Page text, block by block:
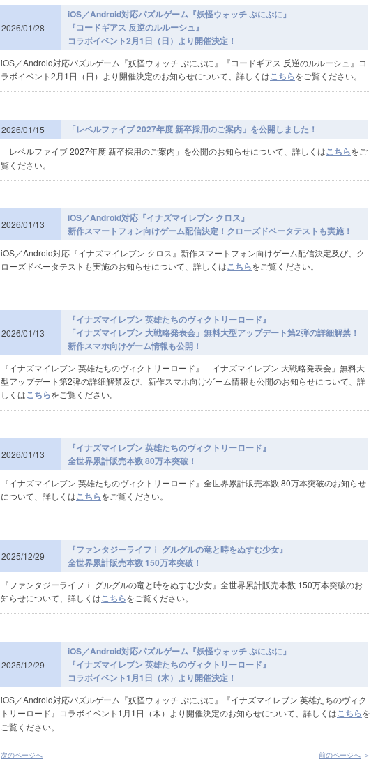
2026/01/28
iOS／Android対応パズルゲーム『妖怪ウォッチ ぷにぷに』
『コードギアス 反逆のルルーシュ』
コラボイベント2月1日（日）より開催決定！
iOS／Android対応パズルゲーム『妖怪ウォッチ ぷにぷに』『コードギアス 反逆のルルーシュ』コ
ラボイベント2月1日（日）より開催決定のお知らせについて、詳しくはこちらをご覧ください。
2026/01/15 「レベルファイブ 2027年度 新卒採用のご案内」を公開しました！
「レベルファイブ 2027年度 新卒採用のご案内」を公開のお知らせについて、詳しくはこちらをご
覧ください。
2026/01/13
iOS／Android対応『イナズマイレブン クロス』
新作スマートフォン向けゲーム配信決定！ クローズドベータテストも実施！
iOS／Android対応『イナズマイレブン クロス』新作スマートフォン向けゲーム配信決定及び、ク
ローズドベータテストも実施のお知らせについて、詳しくはこちらをご覧ください。
2026/01/13
『イナズマイレブン 英雄たちのヴィクトリーロード』
「イナズマイレブン 大戦略発表会」無料大型アップデート第2弾の詳細解禁！
新作スマホ向けゲーム情報も公開！
『イナズマイレブン 英雄たちのヴィクトリーロード』「イナズマイレブン 大戦略発表会」無料大
型アップデート第2弾の詳細解禁及び、新作スマホ向けゲーム情報も公開のお知らせについて、詳
しくはこちらをご覧ください。
2026/01/13
『イナズマイレブン 英雄たちのヴィクトリーロード』
全世界累計販売本数 80万本突破！
『イナズマイレブン 英雄たちのヴィクトリーロード』全世界累計販売本数 80万本突破のお知らせ
について、詳しくはこちらをご覧ください。
2025/12/29
『ファンタジーライフｉ グルグルの竜と時をぬすむ少女』
全世界累計販売本数 150万本突破！
『ファンタジーライフｉ グルグルの竜と時をぬすむ少女』全世界累計販売本数 150万本突破のお
知らせについて、詳しくはこちらをご覧ください。
2025/12/29
iOS／Android対応パズルゲーム『妖怪ウォッチ ぷにぷに』
『イナズマイレブン 英雄たちのヴィクトリーロード』
コラボイベント1月1日（木）より開催決定！
iOS／Android対応パズルゲーム『妖怪ウォッチ ぷにぷに』『イナズマイレブン 英雄たちのヴィク
トリーロード』コラボイベント1月1日（木）より開催決定のお知らせについて、詳しくはこちらを
ご覧ください。
次のページへ 前のページへ